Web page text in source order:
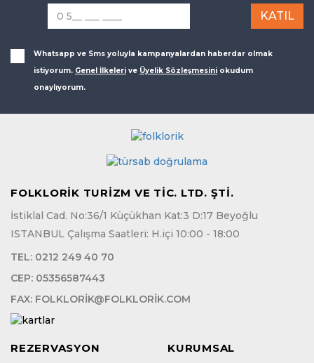
Whatsapp ve Sms yoluyla kampanyalardan haberdar olmak
istiyorum. Genel İlkeleri ve Üyelik Sözleşmesini okudum
onaylıyorum.
FOLKLORİK TURİZM VE TİC. LTD. ŞTİ.
İstiklal Cad. No:36/1 Küçükhan Kat:3 D:17 Beyoğlu
ISTANBUL Çalışma Saatleri: H.içi 10:00 - 18:00
TEL: 0212 249 40 70
CEP: 05356587443
FAX: FOLKLORIK@FOLKLORIK.COM
REZERVASYON KURUMSAL